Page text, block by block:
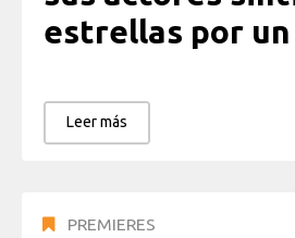
estrellas por un
Leer más
PREMIERES